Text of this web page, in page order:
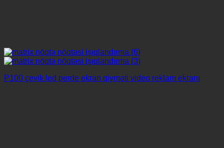
P100 çevik led perde ekran qiyməti video reklam ekranı